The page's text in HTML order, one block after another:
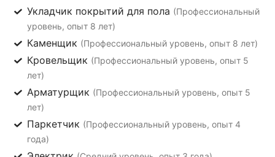
Укладчик покрытий для пола (Профессиональный
уровень, опыт 8 лет)
Каменщик (Профессиональный уровень, опыт 8 лет)
Кровельщик (Профессиональный уровень, опыт 5
лет)
Арматурщик (Профессиональный уровень, опыт 5
лет)
Паркетчик (Профессиональный уровень, опыт 4
года)